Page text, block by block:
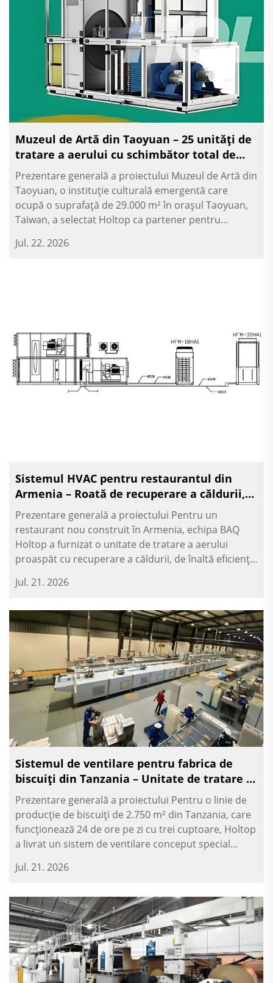
Muzeul de Artă din Taoyuan – 25 unități de
tratare a aerului cu schimbător total de
căldură
Prezentare generală a proiectului Muzeul de Artă din
Taoyuan, o instituție culturală emergentă care
ocupă o suprafață de 29.000 m² în orașul Taoyuan,
Taiwan, a selectat Holtop ca partener pentru
de recuperare a căldurii aer-aer, Holtop a furnizat 25
Jul. 22. 2026
Sistemul HVAC pentru restaurantul din
Armenia – Roată de recuperare a căldurii,
unitate de tratare a aerului cu sistem DX și
răcitor modular
Prezentare generală a proiectului Pentru un
restaurant nou construit în Armenia, echipa BAQ
Holtop a furnizat o unitate de tratare a aerului
proaspăt cu recuperare a căldurii, de înaltă eficiență,
mod continuu aer proaspăt precondiționat —
Jul. 21. 2026
Sistemul de ventilare pentru fabrica de
biscuiți din Tanzania – Unitate de tratare a
aerului proaspăt de tip jet și soluție de
evacuare
Prezentare generală a proiectului Pentru o linie de
producție de biscuiți de 2.750 m² din Tanzania, care
funcționează 24 de ore pe zi cu trei cuptoare, Holtop
a livrat un sistem de ventilare conceput special
temperaturi de evacuare ale cuptoarelor de
fiabil...
Jul. 21. 2026